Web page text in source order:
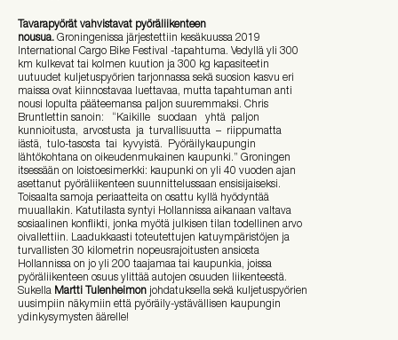
Tavarapyörät vahvistavat pyöräliikenteen
nousua. Groningenissa järjestettiin kesäkuussa 2019
International Cargo Bike Festival -tapahtuma. Vedyllä yli 300
km kulkevat tai kolmen kuution ja 300 kg kapasiteetin
uutuudet kuljetuspyörien tarjonnassa sekä suosion kasvu eri
maissa ovat kiinnostavaa luettavaa, mutta tapahtuman anti
nousi lopulta pääteemansa paljon suuremmaksi. Chris
Bruntlettin sanoin: “Kaikille suodaan yhtä paljon
kunnioitusta, arvostusta ja turvallisuutta – riippumatta
iästä, tulo-tasosta tai kyvyistä. Pyöräilykaupungin
lähtökohtana on oikeudenmukainen kaupunki.” Groningen
itsessään on loistoesimerkki: kaupunki on yli 40 vuoden ajan
asettanut pyöräliikenteen suunnittelussaan ensisijaiseksi.
Toisaalta samoja periaatteita on osattu kyllä hyödyntää
muuallakin. Katutilasta syntyi Hollannissa aikanaan valtava
sosiaalinen konflikti, jonka myötä julkisen tilan todellinen arvo
oivallettiin. Laadukkaasti toteutettujen katuympäristöjen ja
turvallisten 30 kilometrin nopeusrajoitusten ansiosta
Hollannissa on jo yli 200 taajamaa tai kaupunkia, joissa
pyöräliikenteen osuus ylittää autojen osuuden liikenteestä.
Sukella Martti Tulenheimon johdatuksella sekä kuljetuspyörien
uusimpiin näkymiin että pyöräily-ystävällisen kaupungin
ydinkysymysten äärelle!